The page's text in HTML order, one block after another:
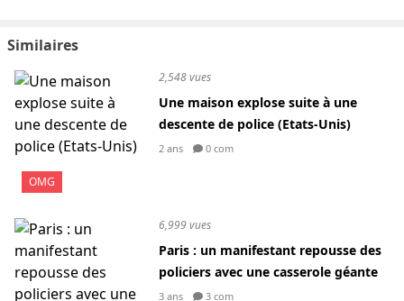
Similaires
OMG
2,548 vues
Une maison explose suite à une
descente de police (Etats-Unis)
2 ans 0 com
6,999 vues
Paris : un manifestant repousse des
policiers avec une casserole géante
3 ans 3 com